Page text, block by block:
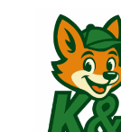
springen